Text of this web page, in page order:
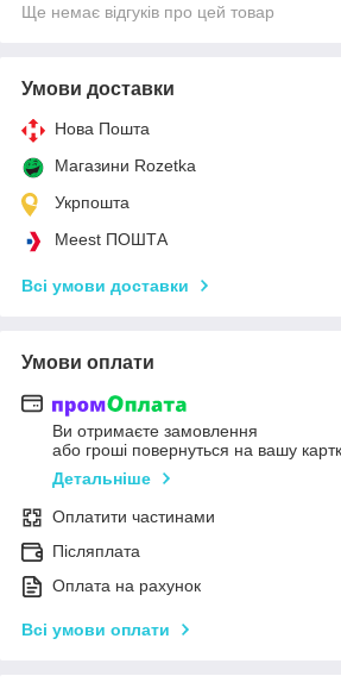
Ще немає відгуків про цей товар
Умови доставки
Нова Пошта
Магазини Rozetka
Укрпошта
Meest ПОШТА
Всі умови доставки
Умови оплати
Ви отримаєте замовлення
або гроші повернуться на вашу
Детальніше
Оплатити частинами
Післяплата
Оплата на рахунок
Всі умови оплати